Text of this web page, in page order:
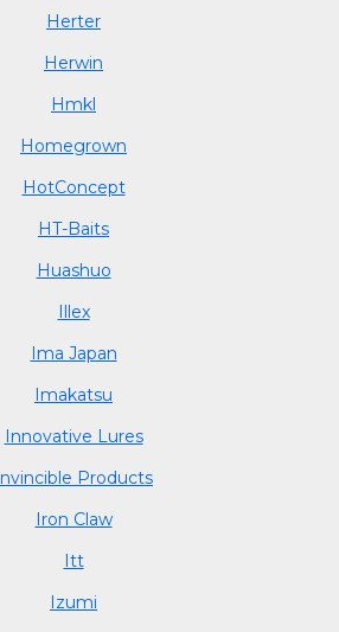
Herter
Herwin
Hmkl
Homegrown
HotConcept
HT-Baits
Huashuo
Illex
Ima Japan
Imakatsu
Innovative Lures
Invincible Products
Iron Claw
Itt
Izumi